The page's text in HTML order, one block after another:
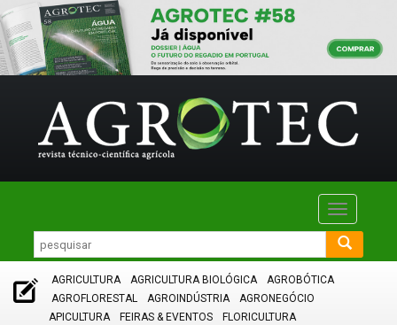
Toggle
AGRICULTURA AGRICULTURA BIOLÓGICA
AGROBÓTICA
AGROFLORESTAL
AGROINDÚSTRIA
AGRONEGÓCIO
APICULTURA
FEIRAS & EVENTOS
FLORICULTURA